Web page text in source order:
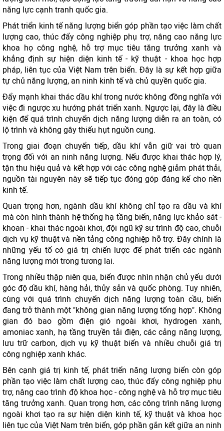
năng lực cạnh tranh quốc gia.
Phát triển kinh tế năng lượng biển góp phần tạo việc làm chất
lượng cao, thúc đẩy công nghiệp phụ trợ, nâng cao năng lực
khoa họ công nghệ, hỗ trợ mục tiêu tăng trưởng xanh và
khẳng định sự hiện diện kinh tế - kỹ thuật - khoa học hợp
pháp, liên tục của Việt Nam trên biển. Đây là sự kết hợp giữa
tự chủ năng lượng, an ninh kinh tế và chủ quyền quốc gia.
Đẩy mạnh khai thác dầu khí trong nước không đồng nghĩa với
việc đi ngược xu hướng phát triển xanh. Ngược lại, đây là điều
kiện để quá trình chuyển dịch năng lượng diễn ra an toàn, có
lộ trình và không gây thiếu hụt nguồn cung.
Trong giai đoạn chuyển tiếp, dầu khí vẫn giữ vai trò quan
trọng đối với an ninh năng lượng. Nếu được khai thác hợp lý,
tận thu hiệu quả và kết hợp với các công nghệ giảm phát thải,
nguồn tài nguyên này sẽ tiếp tục đóng góp đáng kể cho nền
kinh tế.
Quan trọng hơn, ngành dầu khí không chỉ tạo ra dầu và khí
mà còn hình thành hệ thống hạ tầng biển, năng lực khảo sát -
khoan - khai thác ngoài khơi, đội ngũ kỹ sư trình độ cao, chuỗi
dịch vụ kỹ thuật và nền tảng công nghiệp hỗ trợ. Đây chính là
những yếu tố có giá trị chiến lược để phát triển các ngành
năng lượng mới trong tương lai.
Trong nhiều thập niên qua, biển được nhìn nhận chủ yếu dưới
góc độ dầu khí, hàng hải, thủy sản và quốc phòng. Tuy nhiên,
cùng với quá trình chuyển dịch năng lượng toàn cầu, biển
đang trở thành một "không gian năng lượng tổng hợp". Không
gian đó bao gồm điện gió ngoài khơi, hydrogen xanh,
amoniac xanh, hạ tầng truyền tải điện, các cảng năng lượng,
lưu trữ carbon, dịch vụ kỹ thuật biển và nhiều chuỗi giá trị
công nghiệp xanh khác.
Bên cạnh giá trị kinh tế, phát triển năng lượng biển còn góp
phần tạo việc làm chất lượng cao, thúc đẩy công nghiệp phụ
trợ, nâng cao trình độ khoa học - công nghệ và hỗ trợ mục tiêu
tăng trưởng xanh. Quan trọng hơn, các công trình năng lượng
ngoài khơi tạo ra sự hiện diện kinh tế, kỹ thuật và khoa học
liên tục của Việt Nam trên biển, góp phần gắn kết giữa an ninh